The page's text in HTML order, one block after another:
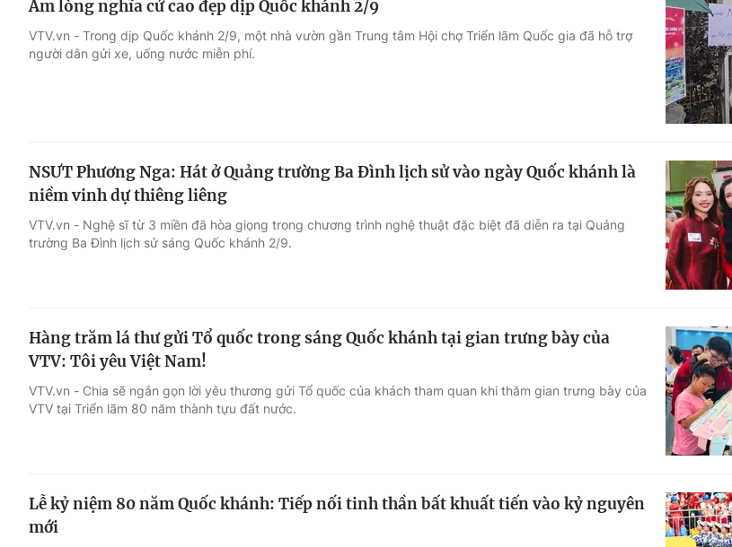
Ấm lòng nghĩa cử cao đẹp dịp Quốc khánh 2/9
VTV.vn - Trong dịp Quốc khánh 2/9, một nhà vườn gần Trung tâm Hội chợ Triển lãm Quốc gia đã hỗ trợ
người dân gửi xe, uống nước miễn phí.
NSƯT Phương Nga: Hát ở Quảng trường Ba Đình lịch sử vào ngày Quốc khánh là
niềm vinh dự thiêng liêng
VTV.vn - Nghệ sĩ từ 3 miền đã hòa giọng trong chương trình nghệ thuật đặc biệt đã diễn ra tại Quảng
trường Ba Đình lịch sử sáng Quốc khánh 2/9.
Hàng trăm lá thư gửi Tổ quốc trong sáng Quốc khánh tại gian trưng bày của
VTV: Tôi yêu Việt Nam!
VTV.vn - Chia sẽ ngắn gọn lời yêu thương gửi Tổ quốc của khách tham quan khi thăm gian trưng bày của
VTV tại Triển lãm 80 năm thành tựu đất nước.
Lễ kỷ niệm 80 năm Quốc khánh: Tiếp nối tinh thần bất khuất tiến vào kỷ nguyên
mới